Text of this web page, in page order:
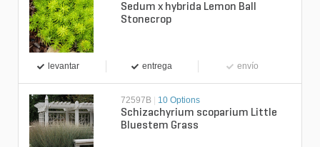
Sedum x hybrida Lemon Ball
Stonecrop
levantar entrega envío
72597B 10 Options
Schizachyrium scoparium Little
Bluestem Grass